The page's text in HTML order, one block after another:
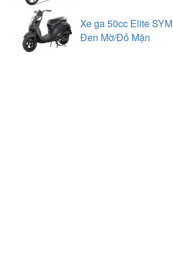
Xe ga 50cc Elite SYM
Đen Mờ/Đỏ Mận